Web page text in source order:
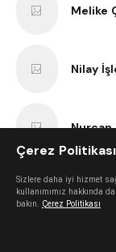
Melike
Nilay
Sercan
Çerez Politikası
Sizlere daha iyi hizmet
kullanımımız hakkında
bakın. Çerez Politikası